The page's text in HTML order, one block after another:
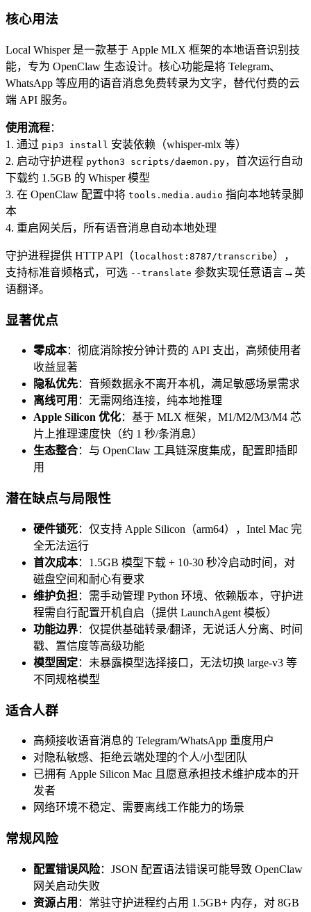
核心用法
Local Whisper 是一款基于 Apple MLX 框架的本地语音识别技
能，专为 OpenClaw 生态设计。核心功能是将 Telegram、
WhatsApp 等应用的语音消息免费转录为文字，替代付费的云
端 API 服务。
使用流程：
1. 通过 pip3 install 安装依赖（whisper-mlx 等）
2. 启动守护进程 python3 scripts/daemon.py，首次运行自动
下载约 1.5GB 的 Whisper 模型
3. 在 OpenClaw 配置中将 tools.media.audio 指向本地转录脚
本
4. 重启网关后，所有语音消息自动本地处理
守护进程提供 HTTP API（ localhost:8787/transcribe），
支持标准音频格式，可选 --translate 参数实现任意语言→英
语翻译。
显著优点
零成本：彻底消除按分钟计费的 API 支出，高频使用者
收益显著
隐私优先：音频数据永不离开本机，满足敏感场景需求
离线可用 ：无需网络连接，纯本地推理
Apple Silicon 优化：基于 MLX 框架，M1/M2/M3/M4 芯
片上推理速度快（约 1 秒/条消息）
生态整合：与 OpenClaw 工具链深度集成，配置即插即
用
潜在缺点与局限性
硬件锁死：仅支持 Apple Silicon（arm64），Intel Mac 完
全无法运行
首次成本：1.5GB 模型下载 + 10-30 秒冷启动时间，对
磁盘空间和耐心有要求
维护负担 ：需手动管理 Python 环境、依赖版本，守护进
程需自行配置开机自启（提供 LaunchAgent 模板）
功能边界：仅提供基础转录/翻译，无说话人分离、时间
戳、置信度等高级功能
模型固定：未暴露模型选择接口，无法切换 large-v3 等
不同规格模型
适合人群
高频接收语音消息的 Telegram/WhatsApp 重度用户
对隐私敏感、拒绝云端处理的个人/小型团队
已拥有 Apple Silicon Mac 且愿意承担技术维护成本的开
发者
网络环境不稳定、需要离线工作能力的场景
常规风险
配置错误风险：JSON 配置语法错误可能导致 OpenClaw
网关启动失败
资源占用 ：常驻守护进程约占用 1.5GB+ 内存，对 8GB